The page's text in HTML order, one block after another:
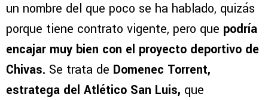
un nombre del que poco se ha hablado, quizás
porque tiene contrato vigente, pero que podría
encajar muy bien con el proyecto deportivo de
Chivas. Se trata de Domenec Torrent,
estratega del Atlético San Luis, que